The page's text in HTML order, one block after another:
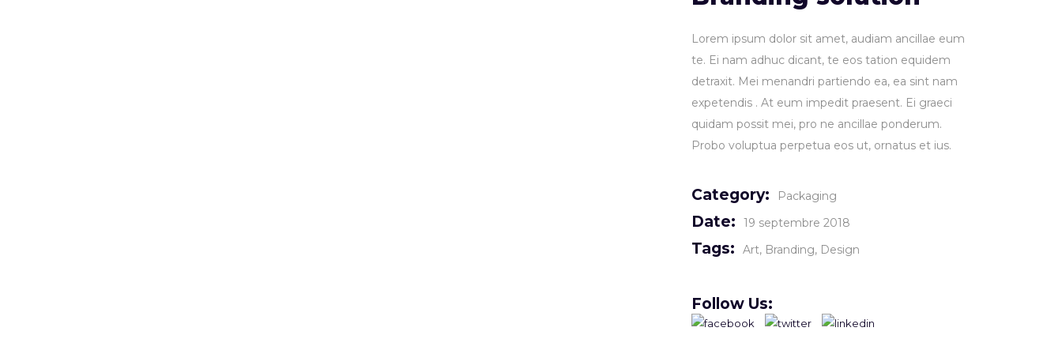
Lorem ipsum dolor sit amet, audiam ancillae eum
te. Ei nam adhuc dicant, te eos tation equidem
detraxit. Mei menandri partiendo ea, ea sint nam
expetendis . At eum impedit praesent. Ei graeci
quidam possit mei, pro ne ancillae ponderum.
Probo voluptua perpetua eos ut, ornatus et ius.
Category: Packaging
Date: 19 septembre 2018
Tags: Art Branding Design
Follow Us: